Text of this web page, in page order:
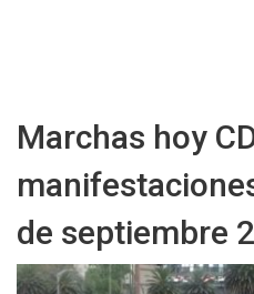
Marchas hoy
de septiembre